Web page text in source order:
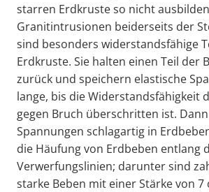
starren Erdkruste so nicht
Granitintrusionen beiderseits der
sind besonders widerstandsfähige
Erdkruste. Sie halten einen Teil der
zurück und speichern elastische
lange, bis die Widerstandsfähigkeit
gegen Bruch überschritten ist.
Spannungen schlagartig in
die Häufung von Erdbeben entlang
Verwerfungslinien; darunter sind
starke Beben mit einer Stärke von